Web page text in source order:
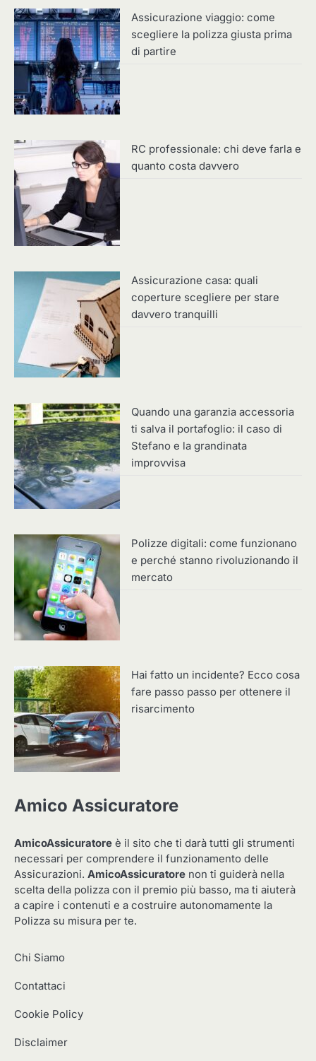
Assicurazione viaggio: come
scegliere la polizza giusta prima
di partire
RC professionale: chi deve farla e
quanto costa davvero
Assicurazione casa: quali
coperture scegliere per stare
davvero tranquilli
Quando una garanzia accessoria
ti salva il portafoglio: il caso di
Stefano e la grandinata
improvvisa
Polizze digitali: come funzionano
e perché stanno rivoluzionando il
mercato
Hai fatto un incidente? Ecco cosa
fare passo passo per ottenere il
risarcimento
Amico Assicuratore
AmicoAssicuratore è il sito che ti darà tutti gli strumenti
necessari per comprendere il funzionamento delle
Assicurazioni. AmicoAssicuratore non ti guiderà nella
scelta della polizza con il premio più basso, ma ti aiuterà
a capire i contenuti e a costruire autonomamente la
Polizza su misura per te.
Chi Siamo
Contattaci
Cookie Policy
Disclaimer